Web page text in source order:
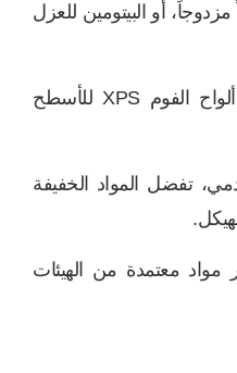
أو البيتومين للعزل
بالإضافة إلى ذلك، نستخدم ألواح الفوم XPS للأسطح
تفضل المواد الخفيفة
معتمدة من الهيئات